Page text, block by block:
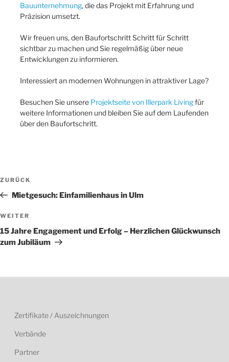
Bauunternehmung, die das Projekt mit Erfahrung und
Präzision umsetzt.
Wir freuen uns, den Baufortschritt Schritt für Schritt
sichtbar zu machen und Sie regelmäßig über neue
Entwicklungen zu informieren.
Interessiert an modernen Wohnungen in attraktiver Lage?
Besuchen Sie unsere Projektseite von Illerpark Livingfür
weitere Informationen und bleiben Sie auf dem Laufenden
über den Baufortschritt.
Beitragsnavigation
Vorheriger
Beitrag
ZURÜCK
Mietgesuch: Einfamilienhaus in Ulm
Nächster
Beitrag
WEITER
15 Jahre Engagement und Erfolg – Herzlichen Glückwunsch
zum Jubiläum
Zertifikate / Auszeichnungen
Verbände
Partner